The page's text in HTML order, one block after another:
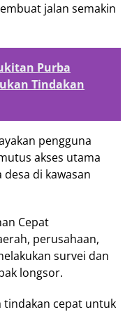
jalan semakin
Purba
Tindakan
pengguna
akses utama
di kawasan
Cepat
perusahaan,
survei dan
longsor.
tindakan cepat untuk